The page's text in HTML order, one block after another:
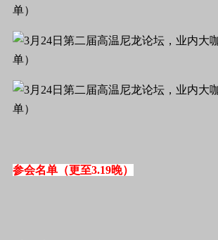
参会名单（更至3.19晚）